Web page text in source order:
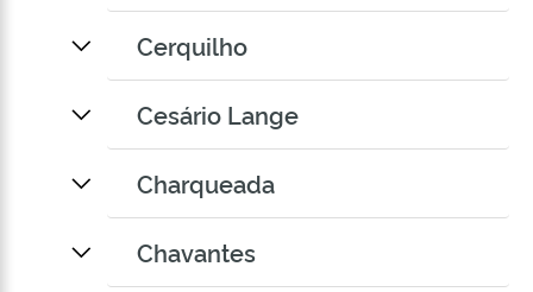
Cerquilho
Cesário Lange
Charqueada
Chavantes